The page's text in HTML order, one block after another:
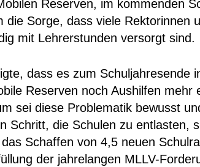
Reserven, im kommenden
die Sorge, dass viele Rektorinnen
mit Lehrerstunden versorgt sind.
dass es zum Schuljahresende
Reserven noch Aushilfen mehr
sei diese Problematik bewusst
Schritt, die Schulen zu entlasten,
Schaffen von 4,5 neuen
der jahrelangen MLLV-